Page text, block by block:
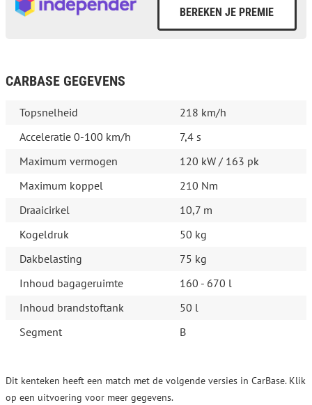
CARBASE GEGEVENS
Topsnelheid
218 km/h
Acceleratie 0-100 km/h
7,4 s
Maximum vermogen
120 kW / 163 pk
Maximum koppel
210 Nm
Draaicirkel
10,7 m
Kogeldruk
50 kg
Dakbelasting
75 kg
Inhoud bagageruimte
160 - 670 l
Inhoud brandstoftank
50 l
Segment
B
Dit kenteken heeft een match met de volgende versies in CarBase. Klik
op een uitvoering voor meer gegevens.